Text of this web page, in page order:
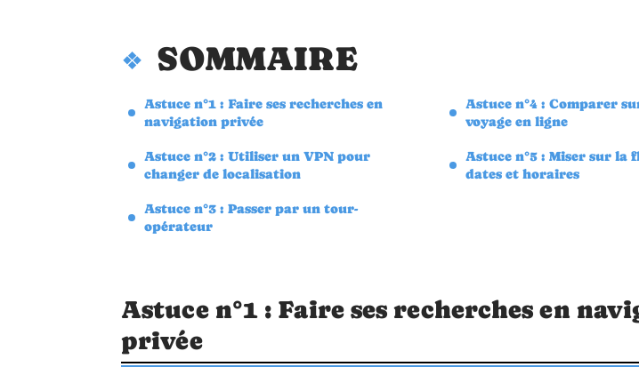
SOMMAIRE
Astuce n°1 : Faire ses recherches en
navigation privée
Astuce n°2 : Utiliser un VPN pour
changer de localisation
Astuce n°3 : Passer par un tour-
opérateur
Astuce n°4 : Comparer
voyage en ligne
Astuce n°5 : Miser sur la
dates et horaires
Astuce n°1 : Faire ses recherches en
privée